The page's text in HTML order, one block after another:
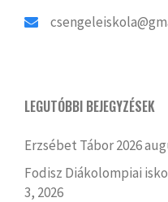
LEGUTÓBBI BEJEGYZÉSEK
Erzsébet Tábor 2026
Fodisz Diákolompiai
3, 2026